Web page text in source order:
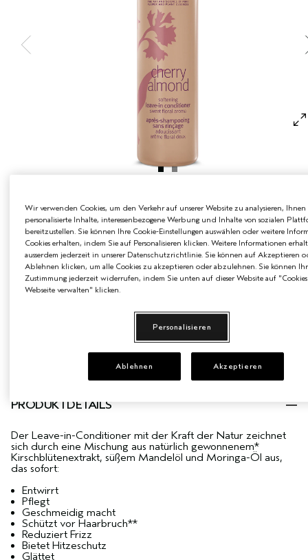
EMPFINDLICHE KOPFHAUT
ALLE KOLLEKTIONEN
€33.00 €0.17/ml 200 ml
200 ml
€33.00
ZUM WARENKORB HINZUFÜGEN
2 BE CURLY ADVANCED MINIS & MINI PADDLE
BRUSH GRATIS AB 99 € BESTELLWERT
PRODUKTDETAILS
Der Leave-in-Conditioner mit der Kraft der Natur zeichnet
sich durch eine Mischung aus natürlich gewonnenem*
Kirschblütenextrakt, süßem Mandelöl und Moringa-Öl aus,
das sofort:
Entwirrt
Pflegt
Geschmeidig macht
Schützt vor Haarbruch**
Reduziert Frizz
Bietet Hitzeschutz
Glättet
Wir verwenden Cookies, um den Verkehr auf unserer Website zu analysieren, Ihnen
personalisierte Inhalte, interessenbezogene Werbung und Inhalte von sozialen
bereitzustellen. Sie können Ihre Cookie-Einstellungen auswählen oder weitere
Cookies erhalten, indem Sie auf Personalisieren klicken. Weitere Informationen
ausserdem jederzeit in unserer Datenschutzrichtlinie. Sie können auf Akzeptieren
Ablehnen klicken, um alle Cookies zu akzeptieren oder abzulehnen. Sie können
Zustimmung jederzeit widerrufen, indem Sie unten auf dieser Website auf
Webseite verwalten" klicken.
Personalisieren
Ablehnen Akzeptieren